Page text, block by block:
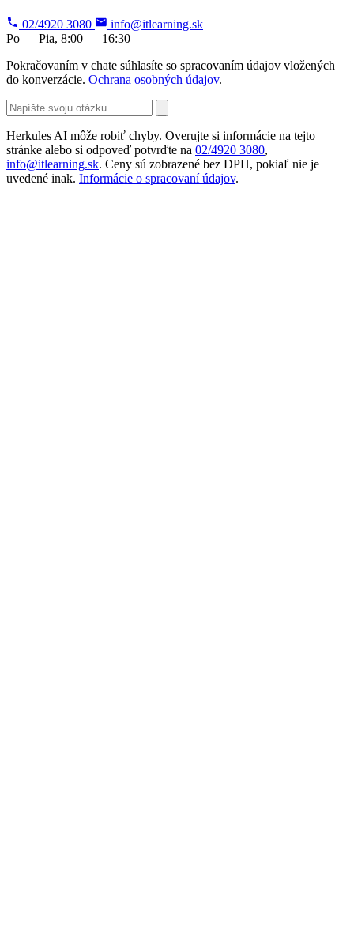
02/4920 3080
info@itlearning.sk
Po — Pia, 8:00 — 16:30
Pokračovaním v chate súhlasíte so spracovaním údajov vložených
do konverzácie. Ochrana osobných údajov.
Herkules AI môže robiť chyby. Overujte si informácie na tejto
stránke alebo si odpoveď potvrďte na 02/4920 3080,
info@itlearning.sk. Ceny sú zobrazené bez DPH, pokiaľ nie je
uvedené inak. Informácie o spracovaní údajov.